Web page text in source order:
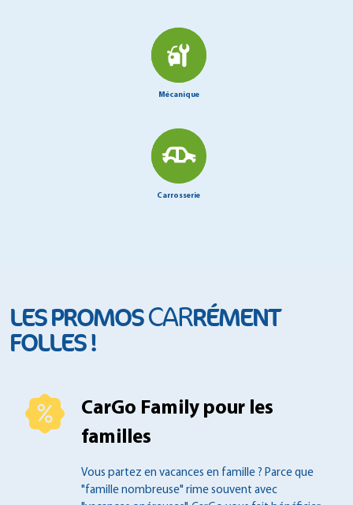
Mécanique
Carrosserie
LES PROMOSCARRÉMENT
FOLLES !
CarGo Family pour les
familles
Vous partez en vacances en famille ? Parce que
"famille nombreuse" rime souvent avec